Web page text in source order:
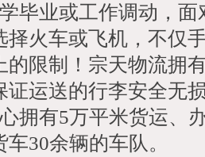
毕业或工作调动，
择火车或飞机，不仅
的限制！宗天物流拥
证运送的行李安全无
拥有5万平米货运、
30余辆的车队。